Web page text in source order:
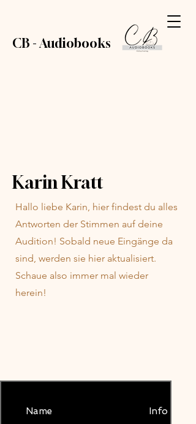
CB - Audiobooks
Karin Kratt
Hallo liebe Karin, hier findest du alles
Antworten der Stimmen auf deine
Audition! Sobald neue Eingänge da
sind, werden sie hier aktualisiert.
Schaue also immer mal wieder
herein!
Name Info an